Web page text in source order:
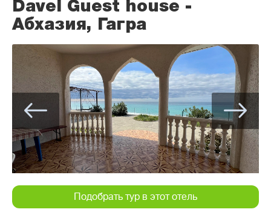
Davel Guest house -
Абхазия, Гагра
Подобрать тур в этот отель